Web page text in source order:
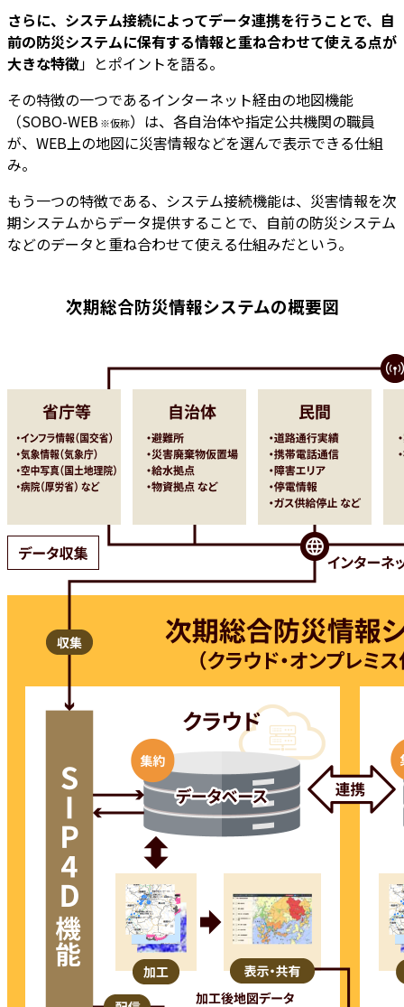
さらに、システム接続によってデータ連携を行うことで、自
前の防災システムに保有する情報と重ね合わせて使える点が
大きな特徴」とポイントを語る。
その特徴の一つであるインターネット経由の地図機能
（SOBO-WEB※仮称）は、各自治体や指定公共機関の職員
が、WEB上の地図に災害情報などを選んで表示できる仕組
み。
もう一つの特徴である、システム接続機能は、災害情報を次
期システムからデータ提供することで、自前の防災システム
などのデータと重ね合わせて使える仕組みだという。
次期総合防災情報システムの概要図